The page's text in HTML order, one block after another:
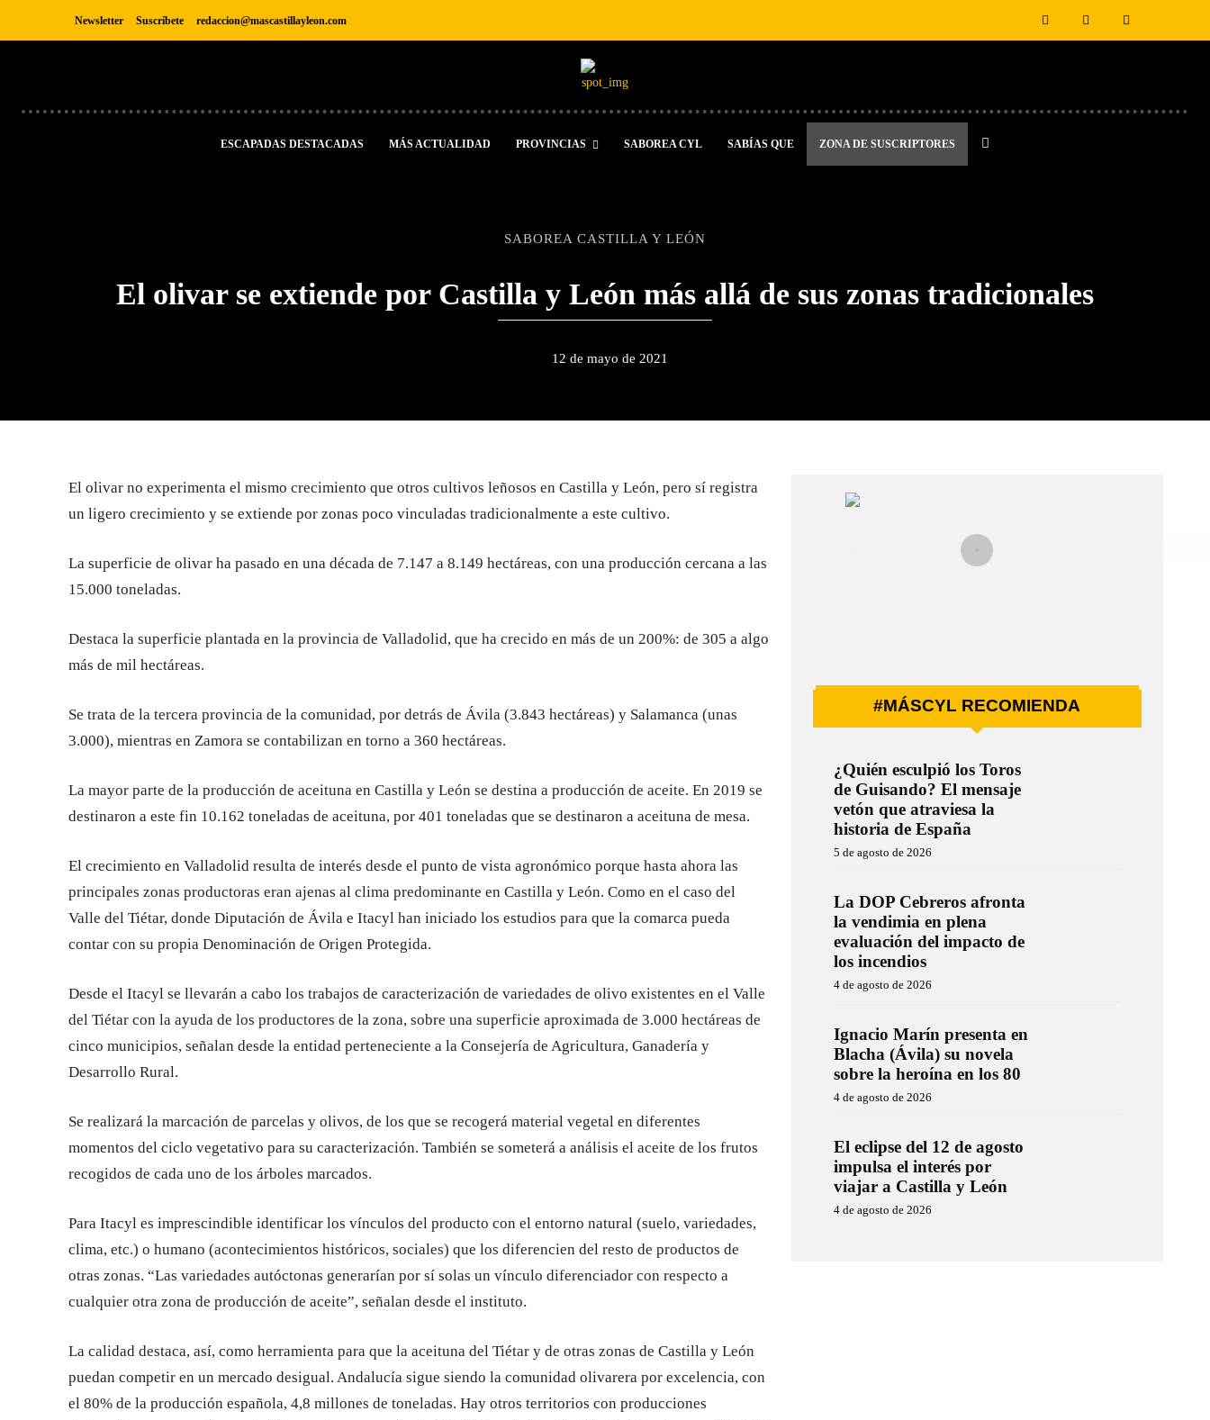
Newsletter Suscríbete redaccion@mascastillayleon.com
ESCAPADAS DESTACADAS MÁS ACTUALIDAD PROVINCIAS SABOREA CYL SABÍAS QUE ZONA DE SUSCRIPTORES
SABOREA CASTILLA Y LEÓN
El olivar se extiende por Castilla y León más allá de sus zonas tradicionales
12 de mayo de 2021
El olivar no experimenta el mismo crecimiento que otros cultivos leñosos en Castilla y León, pero sí registra
un ligero crecimiento y se extiende por zonas poco vinculadas tradicionalmente a este cultivo.
La superficie de olivar ha pasado en una década de 7.147 a 8.149 hectáreas, con una producción cercana a las
15.000 toneladas.
Destaca la superficie plantada en la provincia de Valladolid, que ha crecido en más de un 200%: de 305 a algo
más de mil hectáreas.
Se trata de la tercera provincia de la comunidad, por detrás de Ávila (3.843 hectáreas) y Salamanca (unas
3.000), mientras en Zamora se contabilizan en torno a 360 hectáreas.
La mayor parte de la producción de aceituna en Castilla y León se destina a producción de aceite. En 2019 se
destinaron a este fin 10.162 toneladas de aceituna, por 401 toneladas que se destinaron a aceituna de mesa.
El crecimiento en Valladolid resulta de interés desde el punto de vista agronómico porque hasta ahora las
principales zonas productoras eran ajenas al clima predominante en Castilla y León. Como en el caso del
Valle del Tiétar, donde Diputación de Ávila e Itacyl han iniciado los estudios para que la comarca pueda
contar con su propia Denominación de Origen Protegida.
Desde el Itacyl se llevarán a cabo los trabajos de caracterización de variedades de olivo existentes en el Valle
del Tiétar con la ayuda de los productores de la zona, sobre una superficie aproximada de 3.000 hectáreas de
cinco municipios, señalan desde la entidad perteneciente a la Consejería de Agricultura, Ganadería y
Desarrollo Rural.
Se realizará la marcación de parcelas y olivos, de los que se recogerá material vegetal en diferentes
momentos del ciclo vegetativo para su caracterización. También se someterá a análisis el aceite de los frutos
recogidos de cada uno de los árboles marcados.
Para Itacyl es imprescindible identificar los vínculos del producto con el entorno natural (suelo, variedades,
clima, etc.) o humano (acontecimientos históricos, sociales) que los diferencien del resto de productos de
otras zonas. “Las variedades autóctonas generarían por sí solas un vínculo diferenciador con respecto a
cualquier otra zona de producción de aceite”, señalan desde el instituto.
La calidad destaca, así, como herramienta para que la aceituna del Tiétar y de otras zonas de Castilla y León
puedan competir en un mercado desigual. Andalucía sigue siendo la comunidad olivarera por excelencia, con
el 80% de la producción española, 4,8 millones de toneladas. Hay otros territorios con producciones
#MÁSCYL RECOMIENDA
¿Quién esculpió los Toros
de Guisando? El mensaje
vetón que atraviesa la
historia de España
5 de agosto de 2026
La DOP Cebreros afronta
la vendimia en plena
evaluación del impacto de
los incendios
4 de agosto de 2026
Ignacio Marín presenta en
Blacha (Ávila) su novela
sobre la heroína en los 80
4 de agosto de 2026
El eclipse del 12 de agosto
impulsa el interés por
viajar a Castilla y León
4 de agosto de 2026